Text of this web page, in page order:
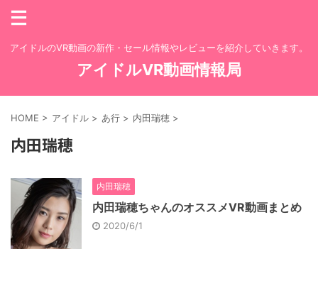
アイドルのVR動画の新作・セール情報やレビューを紹介していきます。
アイドルVR動画情報局
HOME > アイドル > あ行 > 内田瑞穂 >
内田瑞穂
内田瑞穂
内田瑞穂ちゃんのオススメVR動画まとめ
2020/6/1